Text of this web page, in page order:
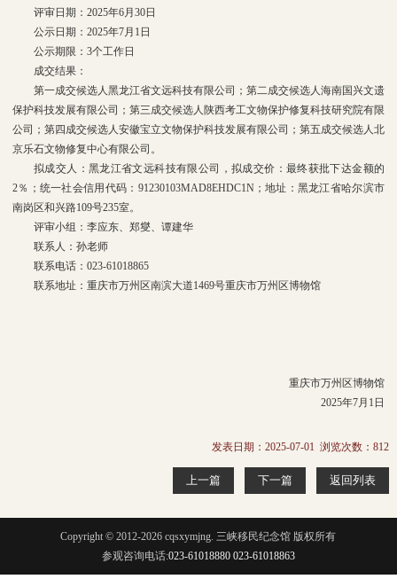
评审日期：2025年6月30日
公示日期：2025年7月1日
公示期限：3个工作日
成交结果：
第一成交候选人黑龙江省文远科技有限公司；第二成交候选人海南国兴文遗
保护科技发展有限公司；第三成交候选人陕西考工文物保护修复科技研究院有限
公司；第四成交候选人安徽宝立文物保护科技发展有限公司；第五成交候选人北
京乐石文物修复中心有限公司。
拟成交人：黑龙江省文远科技有限公司，拟成交价：最终获批下达金额的
2％；统一社会信用代码：91230103MAD8EHDC1N；地址：黑龙江省哈尔滨市
南岗区和兴路109号235室。
评审小组：李应东、郑燮、谭建华
联系人：孙老师
联系电话：023-61018865
联系地址：重庆市万州区南滨大道1469号重庆市万州区博物馆
重庆市万州区博物馆
2025年7月1日
发表日期：2025-07-01 浏览次数：812
上一篇 下一篇 返回列表
Copyright © 2012-2026 cqsxymjng. 三峡移民纪念馆 版权所有
参观咨询电话:023-61018880 023-61018863